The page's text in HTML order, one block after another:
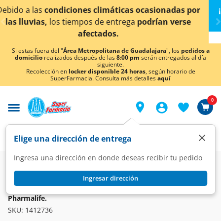
< div class="carousel-inner">
por
verse
¡Ahora también en Aguascalientes!
conocer detalles.
Si estas fuera del "Área Metropolitana de Guadalajara", los pedidos a
domicilio realizados después de las8:00 pm serán entregados al día
siguiente.
Recolección en locker disponible 24 horas, según horario de
SuperFarmacia. Consulta más detallesaquí
Elige una dirección de entrega
Ingresa una dirección en donde deseas recibir tu pedido
Ingresar dirección
×
0
Farmacia Circulatorio Cardiovasculares
Telmisartán/Hidroclorotiazida 80mg/12.5mg, 28 Tabletas
Pharmalife.
SKU: 1412736